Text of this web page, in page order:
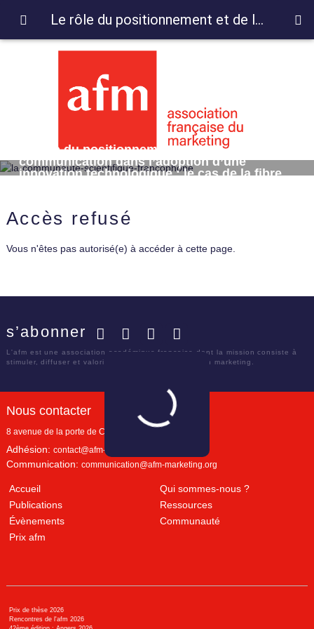
Le rôle du positionnement et de la
communication dans l’adoption d’une
innovation technologique : le cas de la fibre
Accès refusé
Vous n'êtes pas autorisé(e) à accéder à cette page.
s’abonner
L'afm est une association académique française dont la mission consiste à
stimuler, diffuser et valoriser le savoir scientifique en marketing.
Nous contacter
8 avenue de la porte de Champerret
Adhésion: contact@afm-marketing.org
Communication: communication@afm-marketing.org
Accueil
Qui sommes-nous ?
Publications
Ressources
Évènements
Communauté
Prix afm
Prix de thèse 2026
Rencontres de l'afm 2026
Le rôle du positionnement et de la communication dans l’adoption d’une innovation technologique : le cas de la fibre optique en France